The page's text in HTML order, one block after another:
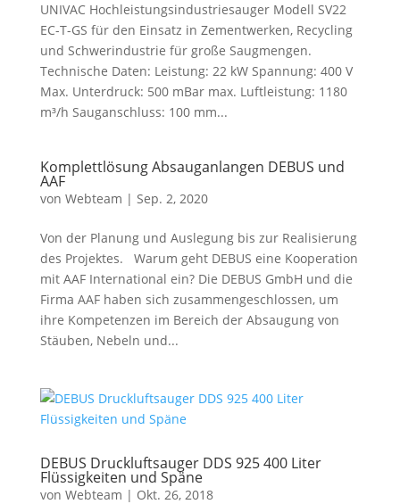
UNIVAC Hochleistungsindustriesauger Modell SV22
EC-T-GS für den Einsatz in Zementwerken, Recycling
und Schwerindustrie für große Saugmengen.
Technische Daten: Leistung: 22 kW Spannung: 400 V
Max. Unterdruck: 500 mBar max. Luftleistung: 1180
m³/h Sauganschluss: 100 mm...
Komplettlösung Absauganlangen DEBUS und
AAF
von Webteam | Sep. 2, 2020
Von der Planung und Auslegung bis zur Realisierung
des Projektes. Warum geht DEBUS eine Kooperation
mit AAF International ein? Die DEBUS GmbH und die
Firma AAF haben sich zusammengeschlossen, um
ihre Kompetenzen im Bereich der Absaugung von
Stäuben, Nebeln und...
DEBUS Druckluftsauger DDS 925 400 Liter
Flüssigkeiten und Späne
von Webteam | Okt. 26, 2018